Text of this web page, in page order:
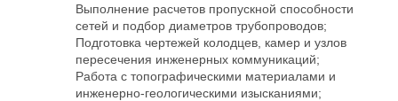
Выполнение расчетов пропускной способности
сетей и подбор диаметров трубопроводов;
Подготовка чертежей колодцев, камер и узлов
пересечения инженерных коммуникаций;
Работа с топографическими материалами и
инженерно-геологическими изысканиями;